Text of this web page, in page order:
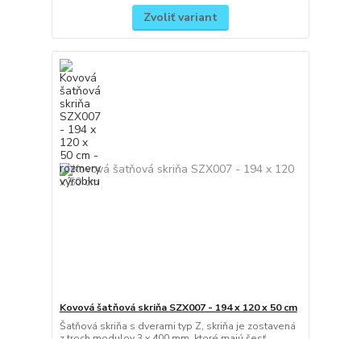
Zvoliť variant
Kovová šatňová skriňa SZX007 - 194 x 120 x 50 cm
Šatňová skriňa s dverami typ Z, skriňa je zostavená